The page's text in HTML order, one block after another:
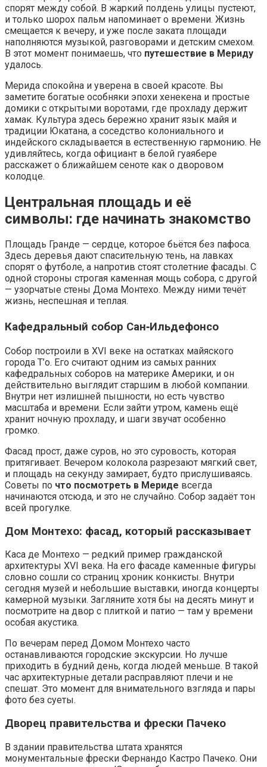
спорят между собой. В жаркий полдень улицы пустеют,
и только шорох пальм напоминает о времени. Жизнь
смещается к вечеру, и уже после заката площади
наполняются музыкой, разговорами и детским смехом.
В этот момент понимаешь, что путешествие в Мериду
удалось.
Мерида спокойна и уверена в своей красоте. Вы
заметите богатые особняки эпохи хенекена и простые
домики с открытыми воротами, где прохладу держит
хамак. Культура здесь бережно хранит язык майя и
традиции Юкатана, а соседство колониального и
индейского складывается в естественную гармонию. Не
удивляйтесь, когда официант в белой гуаябере
расскажет о ближайшем сеноте как о дворовом
колодце.
Центральная площадь и её
символы: где начинать знакомство
Площадь Гранде — сердце, которое бьётся без пафоса.
Здесь деревья дают спасительную тень, на лавках
спорят о футболе, а напротив стоят столетние фасады. С
одной стороны строгая каменная мощь собора, с другой
— узорчатые стены Дома Монтехо. Между ними течёт
жизнь, неспешная и теплая.
Кафедральный собор Сан‑Ильдефонсо
Собор построили в XVI веке на остатках майяского
города Т’о. Его считают одним из самых ранних
кафедральных соборов на материке Америки, и он
действительно выглядит старшим в любой компании.
Внутри нет излишней пышности, но есть чувство
масштаба и времени. Если зайти утром, камень ещё
хранит ночную прохладу, и шаги звучат особенно
громко.
Фасад прост, даже суров, но это суровость, которая
притягивает. Вечером колокола разрезают мягкий свет,
и площадь на секунду замирает, будто прислушиваясь.
Советы по что посмотреть в Мериде всегда
начинаются отсюда, и это не случайно. Собор задаёт тон
всей прогулке.
Дом Монтехо: фасад, который рассказывает
Каса де Монтехо — редкий пример гражданской
архитектуры XVI века. На его фасаде каменные фигуры
словно сошли со страниц хроник конкисты. Внутри
сегодня музей и небольшие выставки, иногда концерты
камерной музыки. Загляните хотя бы на десять минут и
посмотрите на двор с плиткой и патио — там у времени
особая акустика.
По вечерам перед Домом Монтехо часто
останавливаются городские экскурсии. Но лучше
приходить в будний день, когда людей меньше. В такой
час архитектурные детали расправляют плечи и не
спешат. Это момент для внимательного взгляда и пары
фото без суеты.
Дворец правительства и фрески Пачеко
В здании правительства штата хранятся
монументальные фрески Фернандо Кастро Пачеко. Они